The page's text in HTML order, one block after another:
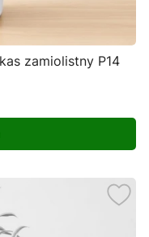
zamiolistny P14